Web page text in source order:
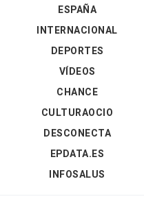
ESPAÑA
INTERNACIONAL
DEPORTES
VÍDEOS
CHANCE
CULTURAOCIO
DESCONECTA
EPDATA.ES
INFOSALUS